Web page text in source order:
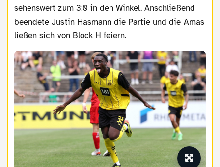
sehenswert zum 3:0 in den Winkel. Anschließend
beendete Justin Hasmann die Partie und die Amas
ließen sich von Block H feiern.